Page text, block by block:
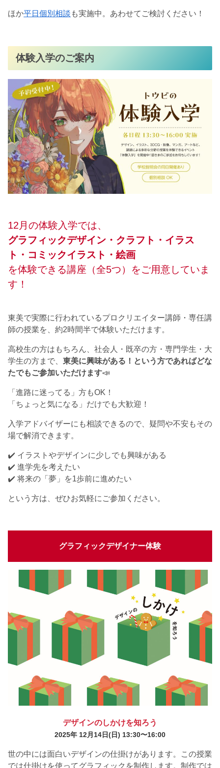
ほか平日個別相談 も実施中。あわせてご検討ください！
体験入学のご案内
12月の体験入学では、
グラフィックデザイン・クラフト・イラス
ト・コミックイラスト・絵画
を体験できる講座（全5つ）をご用意していま
す！
東美で実際に行われているプロクリエイター講師・専任講
師の授業を、約2時間半で体験いただけます。
高校生の方はもちろん、社会人・既卒の方・専門学生・大
学生の方まで、 東美に興味がある！という方であればどな
たでもご参加いただけます📣
「進路に迷ってる」方もOK！
「ちょっと気になる」だけでも大歓迎！
入学アドバイザーにも相談できるので、疑問や不安もその
場で解消できます。
✔️ イラストやデザインに少しでも興味がある
✔️ 進学先を考えたい
✔️ 将来の「夢」を1歩前に進めたい
という方は、ぜひお気軽にご参加ください。
グラフィックデザイナー体験
デザインのしかけを知ろう
2025年 12月14日(日) 13:30〜16:00
世の中には面白いデザインの仕掛けがあります。この授業
では仕掛けを使ってグラフィックを制作します。制作では